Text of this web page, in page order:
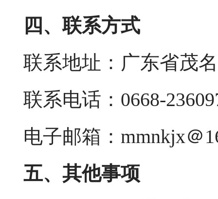
四、联系方式
联系地址：广东省茂
联系电话：0668-
电子邮箱：mmnkjx＠
五、其他事项